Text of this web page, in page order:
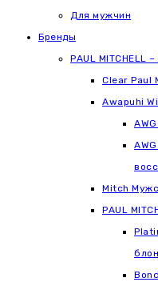
Для мужчин
Бренды
PAUL MITCHELL
Clear Paul
Awapuhi
Mitch
РАUL